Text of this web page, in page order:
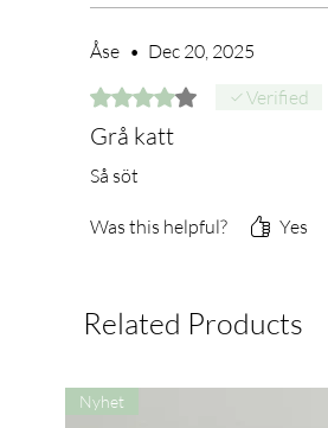
Åse • Dec 20, 2025
Rated 4 out of 5 stars.Verified
Grå katt
Så söt
Was this helpful? Yes
Related Products
Nyhet